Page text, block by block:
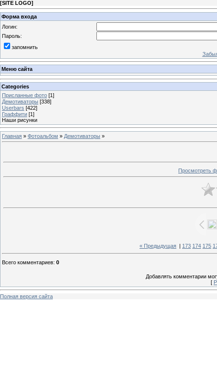
[SITE LOGO]
Форма входа
Логин:
Пароль:
запомнить
Меню сайта
Categories
Присланные фото [1]
Демотиваторы [338]
Userbars [422]
Граффити [1]
Наши рисунки
Главная » Фотоальбом » Демотиваторы »
Просмотреть
« Предыдущая 173 174 175
Всего комментариев: 0
Добавлять комментарии
[
Полная версия сайта